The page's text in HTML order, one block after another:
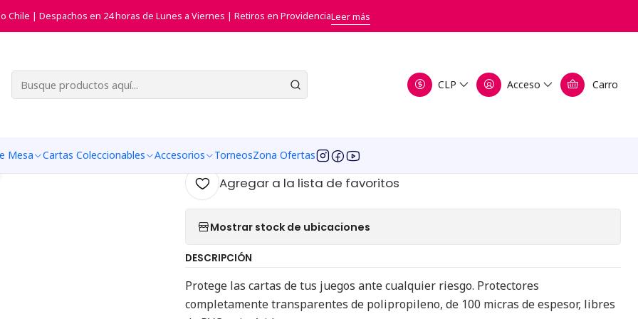
CLP Acceso Carro
Mesa Cartas Coleccionables Accesorios TorneosZona Ofertas
Chile | Despachos en 24 horas de Lunes a Viernes | Retiros en ProvidenciaLeer más
de Cartas (Juegos de Mesa) Protectores Juegos de Mesa Mini Euro (45x68mm) - Fractal Juegos
Protectores Juegos de Mesa Mini
Euro (45x68mm) - Fractal Juegos
Cantidad
Agregar a la lista de favoritos
Mostrar stock de ubicaciones
DESCRIPCIÓN
Protege las cartas de tus juegos ante cualquier riesgo. Protectores
completamente transparentes de polipropileno, de 100 micras de espesor, libres